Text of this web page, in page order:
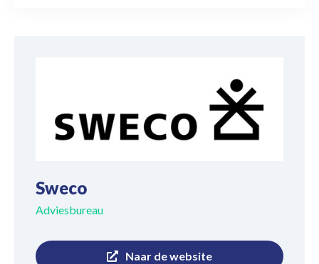
Sweco
Adviesbureau
Naar de website